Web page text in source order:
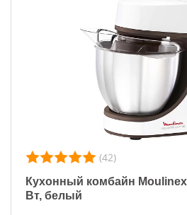
(42)
Кухонный комбайн Moulinex
Вт, белый